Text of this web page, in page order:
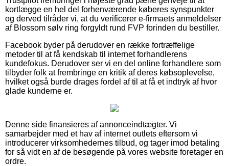
kortlægge en hel del forhenværende køberes synspunkter
og derved tilråder vi, at du verificerer e-firmaets anmeldelser
af Blossom sølv ring forgyldt rund FVP forinden du bestiller.
Facebook byder på derudover en række fortræffelige
metoder til at få kendskab til internet forhandlerens
kundefokus. Derudover ser vi en del online forhandlere som
tilbyder folk at frembringe en kritik af deres købsoplevelse,
hvilket også burde drages fordel af til at få et indtryk af hvor
glade kunderne er.
Denne side finansieres af annonceindtægter. Vi
samarbejder med et hav af internet outlets eftersom vi
introducerer virksomhedernes tilbud, og tager imod betaling
for så vidt en af de besøgende på vores website foretager en
ordre.